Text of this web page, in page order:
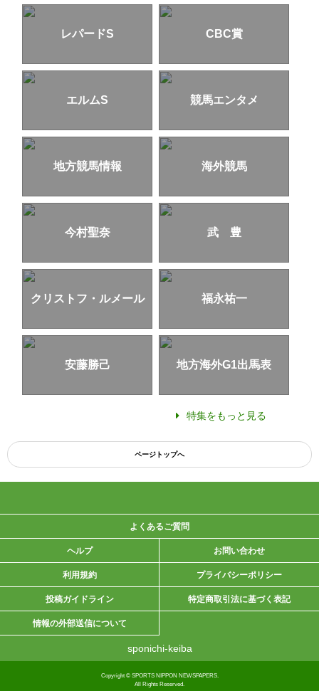
レパードS CBC賞
エルムS 競馬エンタメ
地方競馬情報 海外競馬
今村聖奈 武 豊
クリストフ・ルメール 福永祐一
安藤勝己 地方海外G1出馬表
特集をもっと見る
ページトップへ
よくあるご質問
ヘルプ お問い合わせ
利用規約 プライバシーポリシー
投稿ガイドライン 特定商取引法に基づく表記
情報の外部送信について
sponichi-keiba
Copyright © SPORTS NIPPON NEWSPAPERS.
All Rights Reserved.